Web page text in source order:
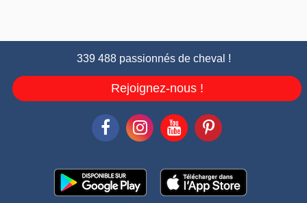
339 488 passionnés de cheval !
Rejoignez-nous !